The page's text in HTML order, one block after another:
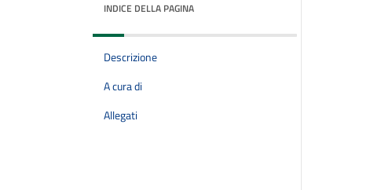
INDICE DELLA PAGINA
Descrizione
A cura di
Allegati